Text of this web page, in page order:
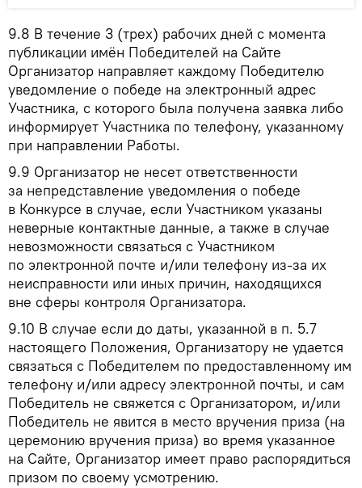
9.8 В течение 3 (трех) рабочих дней с момента
публикации имён Победителей на Сайте
Организатор направляет каждому Победителю
уведомление о победе на электронный адрес
Участника, с которого была получена заявка либо
информирует Участника по телефону, указанному
при направлении Работы.
9.9 Организатор не несет ответственности
за непредставление уведомления о победе
в Конкурсе в случае, если Участником указаны
неверные контактные данные, а также в случае
невозможности связаться с Участником
по электронной почте и/или телефону из-за их
неисправности или иных причин, находящихся
вне сферы контроля Организатора.
9.10 В случае если до даты, указанной в п. 5.7
настоящего Положения, Организатору не удается
связаться с Победителем по предоставленному им
телефону и/или адресу электронной почты, и сам
Победитель не свяжется с Организатором, и/или
Победитель не явится в место вручения приза (на
церемонию вручения приза) во время указанное
на Сайте, Организатор имеет право распорядиться
призом по своему усмотрению.